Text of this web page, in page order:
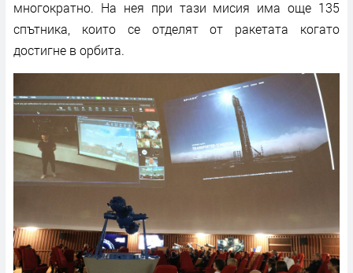
многократно. На нея при тази мисия има още 135
спътника, които се отделят от ракетата когато
достигне в орбита.